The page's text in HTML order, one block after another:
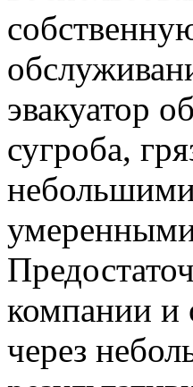
эвакуатор
сугроба,
компании и
через